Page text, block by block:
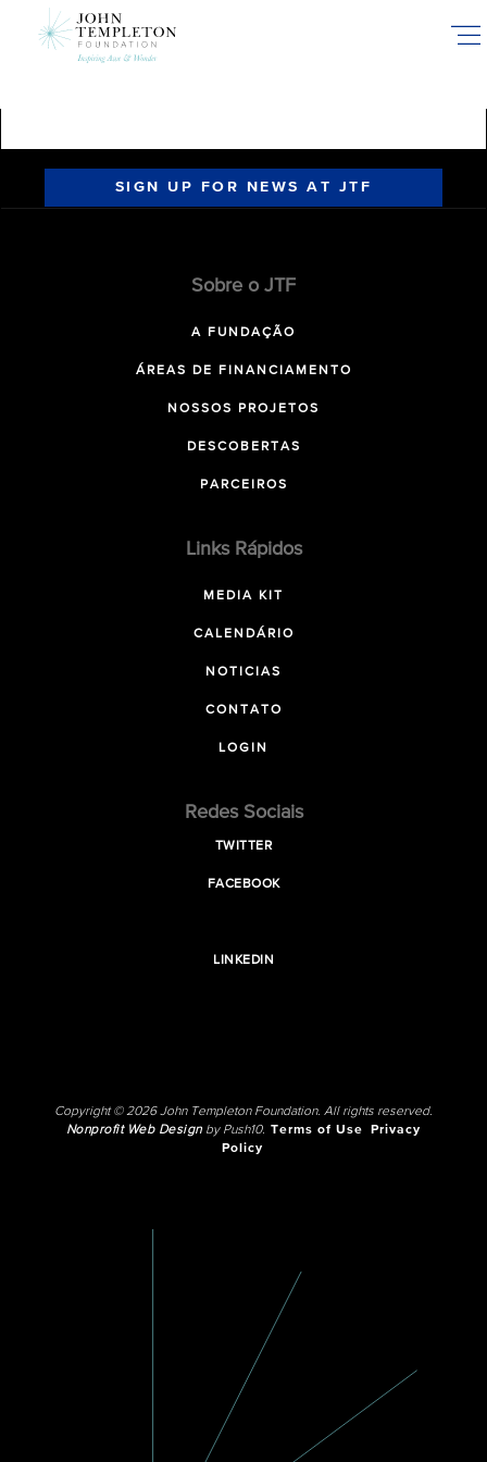
SIGN UP FOR NEWS AT JTF
Sobre o JTF
A FUNDAÇÃO
ÁREAS DE FINANCIAMENTO
NOSSOS PROJETOS
DESCOBERTAS
PARCEIROS
Links Rápidos
MEDIA KIT
CALENDÁRIO
NOTICIAS
CONTATO
LOGIN
Redes Sociais
TWITTER
FACEBOOK
LINKEDIN
Copyright © 2026 John Templeton Foundation. All rights reserved.
Nonprofit Web Designby Push10. Terms of Use
Privacy
Policy